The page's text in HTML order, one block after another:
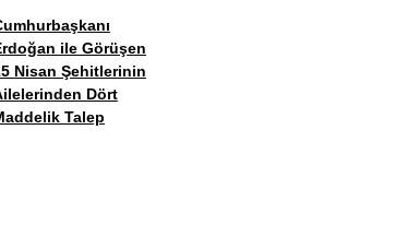
ile Görüşen
Nisan Şehitlerinin
Dört
Talep